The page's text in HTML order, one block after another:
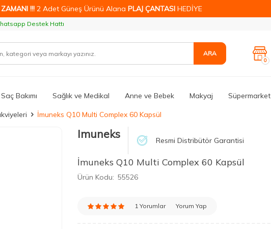
!!! 2 Adet Güneş Ürünü Alana PLAJ ÇANTASI HEDİYE
Destek Hattı
ARA
0
Saç Bakımı Sağlık ve Medikal Anne ve Bebek Makyaj Süpermarket
İmuneks Q10 Multi Complex 60 Kapsül
Imuneks Resmi Distribütör Garantisi
İmuneks Q10 Multi Complex 60 Kapsül
Ürün Kodu: 55526
1 Yorumlar Yorum Yap